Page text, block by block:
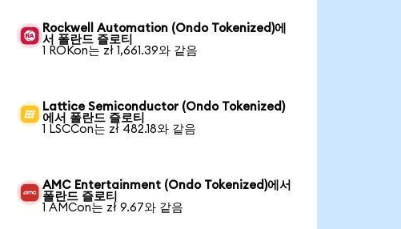
Rockwell Automation (Ondo Tokenized)에
서 폴란드 즐로티
1 ROKon는 zł 1,661.39와 같음
Lattice Semiconductor (Ondo Tokenized)
에서 폴란드 즐로티
1 LSCCon는 zł 482.18와 같음
AMC Entertainment (Ondo Tokenized)에서
폴란드 즐로티
1 AMCon는 zł 9.67와 같음